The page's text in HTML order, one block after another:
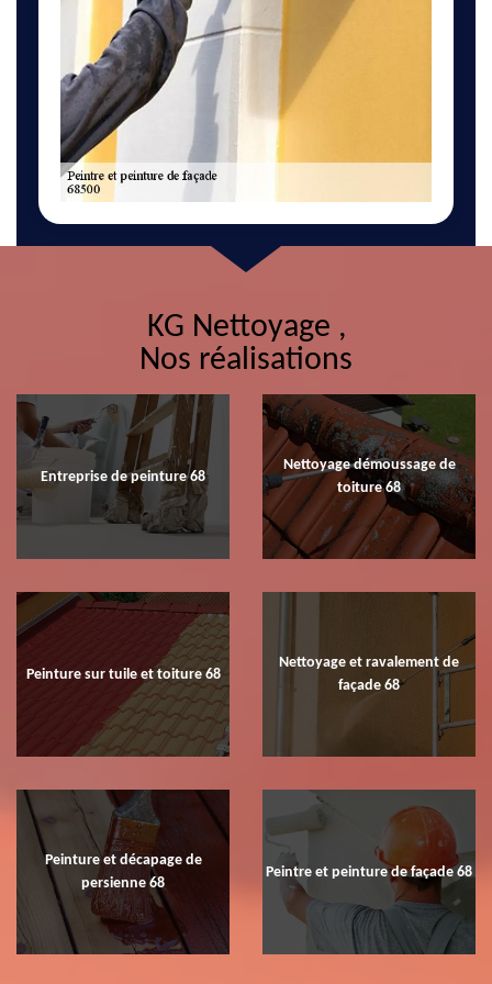
KG Nettoyage ,
Nos réalisations
Entreprise de peinture 68
Nettoyage démoussage de
toiture 68
Peinture sur tuile et toiture 68
Nettoyage et ravalement de
façade 68
Peinture et décapage de
persienne 68
Peintre et peinture de façade 68